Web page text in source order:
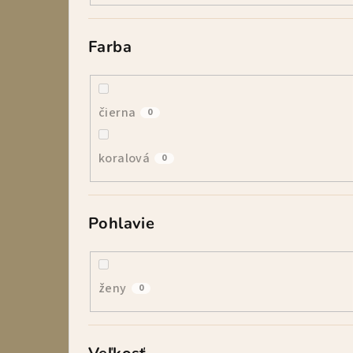
Farba
čierna 0
koralová 0
Pohlavie
ženy 0